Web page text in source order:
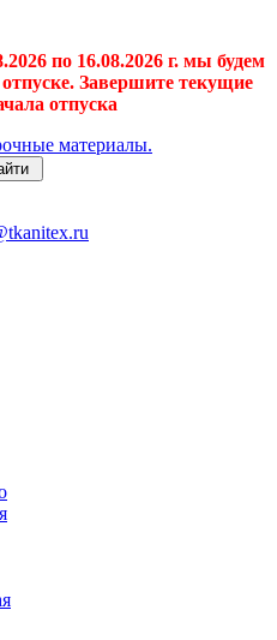
по 16.08.2026 г. мы будем
Завершите текущие
отпуска